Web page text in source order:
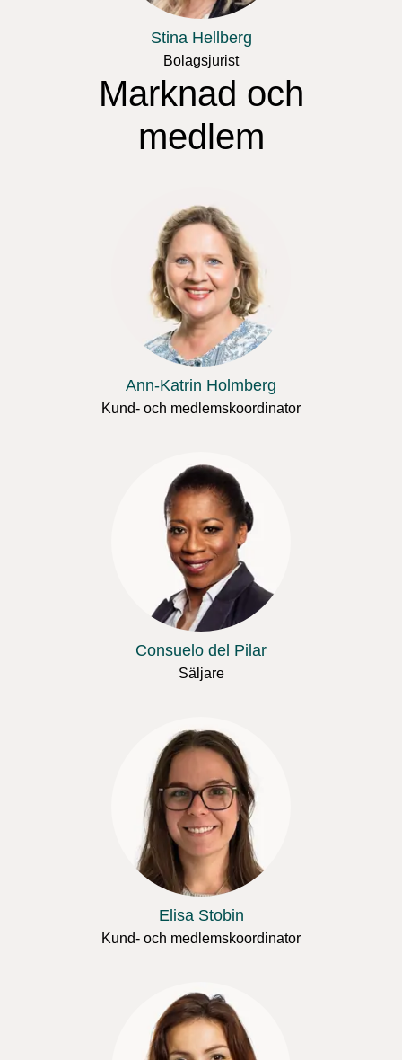
Stina Hellberg
Bolagsjurist
Marknad och
medlem
Ann-Katrin Holmberg
Kund- och medlemskoordinator
Consuelo del Pilar
Säljare
Elisa Stobin
Kund- och medlemskoordinator